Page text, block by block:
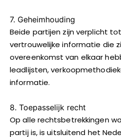
7. Geheimhouding
Beide partijen zijn verplicht
vertrouwelijke informatie die
overeenkomst van elkaar
leadlijsten,
informatie.
8. Toepasselijk recht
Op alle rechtsbetrekkingen
partij is, is uitsluitend het